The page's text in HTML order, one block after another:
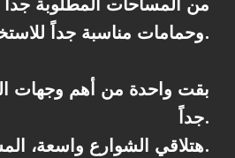
وحمامات مناسبة جداً للاستخدام اليومي.
جداً.
هتلاقي الشوارع واسعة، المساحات الخضراء كبيرة، والمشروعات موزعة بشكل يقلل الزحمة ويزود الخصوصية.